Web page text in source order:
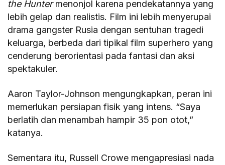
the Huntermenonjol karena pendekatannya yang
lebih gelap dan realistis. Film ini lebih menyerupai
drama gangster Rusia dengan sentuhan tragedi
keluarga, berbeda dari tipikal film superhero yang
cenderung berorientasi pada fantasi dan aksi
spektakuler.
Aaron Taylor-Johnson mengungkapkan, peran ini
memerlukan persiapan fisik yang intens. “Saya
berlatih dan menambah hampir 35 pon otot,”
katanya.
Sementara itu, Russell Crowe mengapresiasi nada